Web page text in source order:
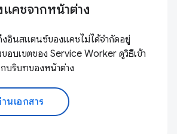
แคชจากหน้าต่าง
งอินสแตนซ์ของแคชไม่ได้จำกัดอยู่
อบเขตของ Service Worker ดูวิธีเข้า
บริบทของหน้าต่าง
นเอกสาร